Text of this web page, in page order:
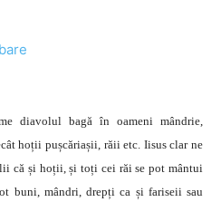
diavolul bagă în oameni mândrie,
hoții pușcăriașii, răii etc. Iisus clar ne
că și hoții, și toți cei răi se pot mântui
buni, mândri, drepți ca și fariseii sau